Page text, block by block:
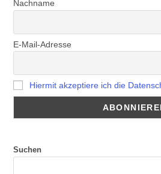
Nachname
E-Mail-Adresse
Hiermit akzeptiere ich die
Suchen